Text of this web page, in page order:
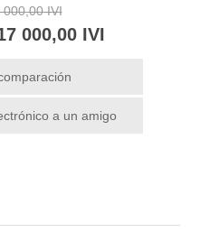
IVI
000,00 IVI